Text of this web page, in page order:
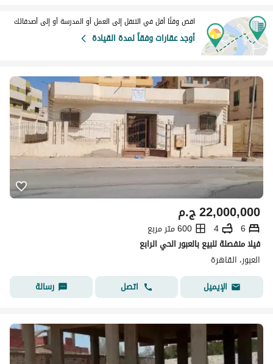
اقض وقتًا أقل في التنقل إلى العمل أو المدرسة أو إلى أصدقائك
أوجد عقارات وفقاً لمدة القيادة
ج.م22,000,000
6
4
600 متر مربع
فيلا منفصلة للبيع بالعبور الحي الرابع
العبور، القاهرة
الإيميل
اتصل رسالة